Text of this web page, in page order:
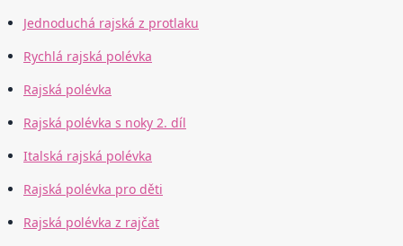
Jednoduchá rajská z protlaku
Rychlá rajská polévka
Rajská polévka
Rajská polévka s noky 2. díl
Italská rajská polévka
Rajská polévka pro děti
Rajská polévka z rajčat